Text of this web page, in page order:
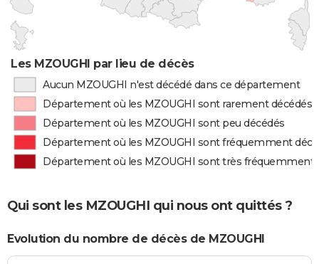
Les MZOUGHI par lieu de décès
Aucun MZOUGHI n'est décédé dans ce département
Département où les MZOUGHI sont rarement décédés
Département où les MZOUGHI sont peu décédés
Département où les MZOUGHI sont fréquemment
Département où les MZOUGHI sont très fréquemment
Qui sont les MZOUGHI qui nous ont quittés ?
Evolution du nombre de décès de MZOUGHI